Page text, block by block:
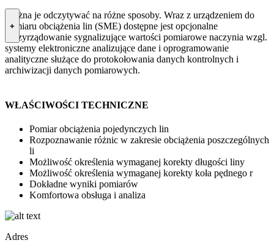
Można je odczytywać na różne sposoby. Wraz z urządzeniem do
pomiaru obciążenia lin (SME) dostępne jest opcjonalne
oprzyrządowanie sygnalizujące wartości pomiarowe naczynia wzgl.
systemy elektroniczne analizujące dane i oprogramowanie
analityczne służące do protokołowania danych kontrolnych i
archiwizacji danych pomiarowych.
WŁAŚCIWOŚCI TECHNICZNE
Pomiar obciążenia pojedynczych lin
Rozpoznawanie różnic w zakresie obciążenia poszczególnych
li
Możliwość określenia wymaganej korekty długości liny
Możliwość określenia wymaganej korekty koła pędnego r
Dokładne wyniki pomiarów
Komfortowa obsługa i analiza
Adres
+